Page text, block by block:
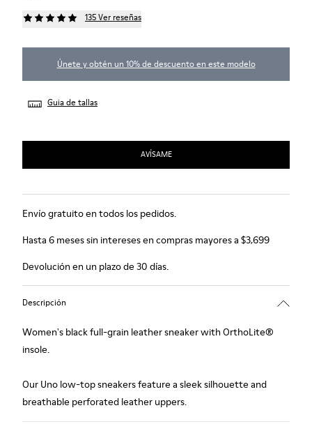
135 Ver reseñas
Únete y obtén un 10% de descuento en este modelo
Guia de tallas
AVÍSAME
Envío gratuito en todos los pedidos.
Hasta 6 meses sin intereses en compras mayores a $3,699
Devolución en un plazo de 30 días.
Descripción
Women's black full-grain leather sneaker with OrthoLite®
insole.
Our Uno low-top sneakers feature a sleek silhouette and
breathable perforated leather uppers.